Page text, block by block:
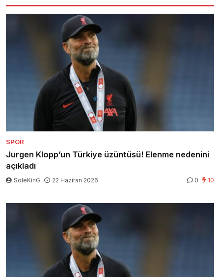
SPOR
Jurgen Klopp’un Türkiye üzüntüsü! Elenme nedenini
açıkladı
SoleKinG 22 Haziran 2026 0 10